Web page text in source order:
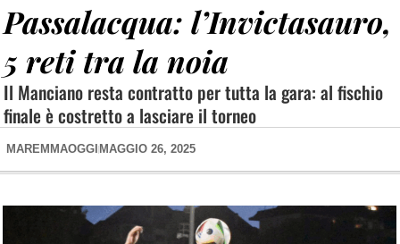
Passalacqua: l’Invictasauro,
5 reti tra la noia
Il Manciano resta contratto per tutta la gara: al fischio
finale è costretto a lasciare il torneo
MAREMMAOGGI MAGGIO 26, 2025